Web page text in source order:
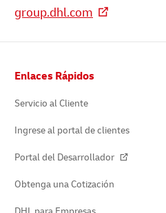
group.dhl.com
de
Enlaces Rápidos
Servicio al Cliente
Ingrese al portal de clientes
Portal del Desarrollador
Obtenga una Cotización